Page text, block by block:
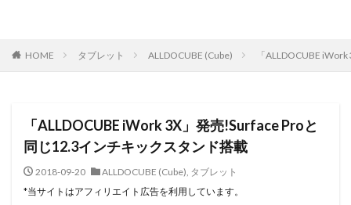
HOME タブレット ALLDOCUBE (Cube) 「ALLDOCUBE
「ALLDOCUBE iWork 3X」発売!Surface Proと
同じ12.3インチキックスタンド搭載
2018-09-20 ALLDOCUBE (Cube), タブレット
*当サイトはアフィリエイト広告を利用しています。